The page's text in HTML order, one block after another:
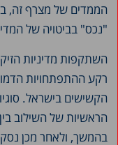
הממדים של מצרף זה,
"נכס" בביטויה של
השתקפות מדיניות
רקע ההתפתחויות
הקשישים בישראל.
הראשיות של השילוב
בהמשך, ולאחר מכן